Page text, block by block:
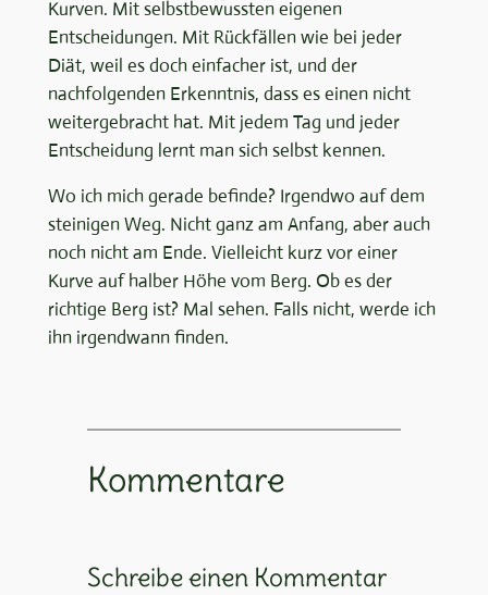
Kurven. Mit selbstbewussten eigenen
Entscheidungen. Mit Rückfällen wie bei jeder
Diät, weil es doch einfacher ist, und der
nachfolgenden Erkenntnis, dass es einen nicht
weitergebracht hat. Mit jedem Tag und jeder
Entscheidung lernt man sich selbst kennen.
Wo ich mich gerade befinde? Irgendwo auf dem
steinigen Weg. Nicht ganz am Anfang, aber auch
noch nicht am Ende. Vielleicht kurz vor einer
Kurve auf halber Höhe vom Berg. Ob es der
richtige Berg ist? Mal sehen. Falls nicht, werde ich
ihn irgendwann finden.
Kommentare
Schreibe einen Kommentar